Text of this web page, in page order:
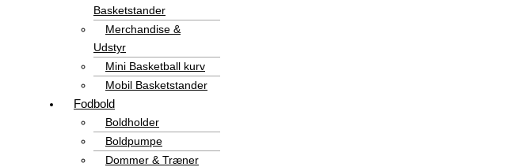
Basketstander
Merchandise &
Udstyr
Mini Basketball kurv
Mobil Basketstander
Fodbold
Boldholder
Boldpumpe
Dommer & Træner